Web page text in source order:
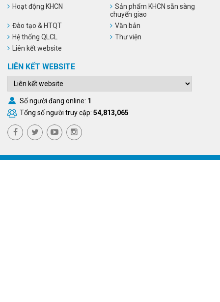
Hoạt động KHCN
Sản phẩm KHCN sẵn sàng
chuyển giao
Đào tạo & HTQT
Văn bản
Hệ thống QLCL
Thư viện
Liên kết website
LIÊN KẾT WEBSITE
Số người đang online: 1
Tổng số người truy cập: 54,813,065